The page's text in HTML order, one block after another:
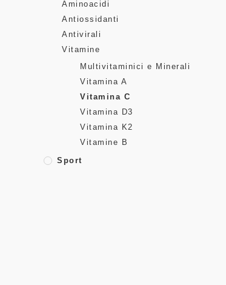
Aminoacidi
Antiossidanti
Antivirali
Vitamine
Multivitaminici e Minerali
Vitamina A
Vitamina C
Vitamina D3
Vitamina K2
Vitamine B
Sport